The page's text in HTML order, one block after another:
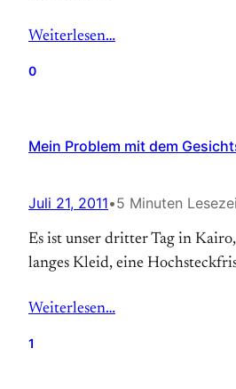
Weiterlesen…
0
Mein Problem mit dem
Juli 21, 2011•5 Minuten
Es ist unser dritter Tag in
langes Kleid, eine
Weiterlesen…
1